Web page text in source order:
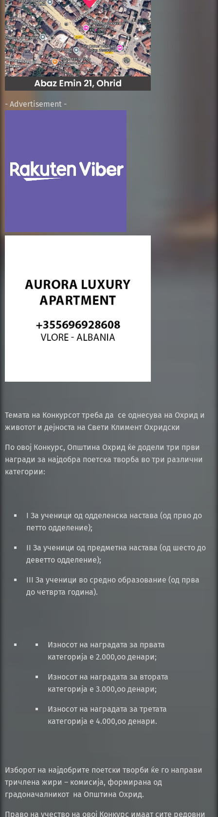
- Advertisement -
Темата на Конкурсот треба да се однесува на Охрид и
животот и дејноста на Свети Климент Охридски
По овој Конкурс, Општина Охрид ќе додели три први
награди за најдобра поетска творба во три различни
категории:
I За ученици од одделенска настава (од прво до
петто одделение);
II За ученици од предметна настава (од шесто до
деветто одделение);
III За ученици во средно образование (од прва
до четврта година).
Износот на наградата за првата
категорија е 2.000,оо денари;
Износот на наградата за втората
категорија е 3.000,оо денари;
Износот на наградата за третата
категорија е 4.000,оо денари.
Изборот на најдобрите поетски творби ќе го направи
тричлена жири – комисија, формирана од
градоначалникот на Општина Охрид.
Право на учество на овој Конкурс имаат сите редовни